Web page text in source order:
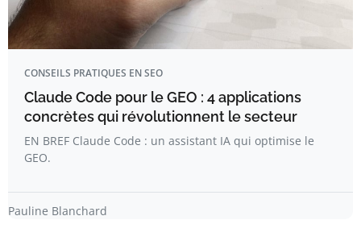
CONSEILS PRATIQUES EN SEO
Claude Code pour le GEO : 4 applications
concrètes qui révolutionnent le secteur
EN BREF Claude Code : un assistant IA qui optimise le
GEO.
Pauline Blanchard